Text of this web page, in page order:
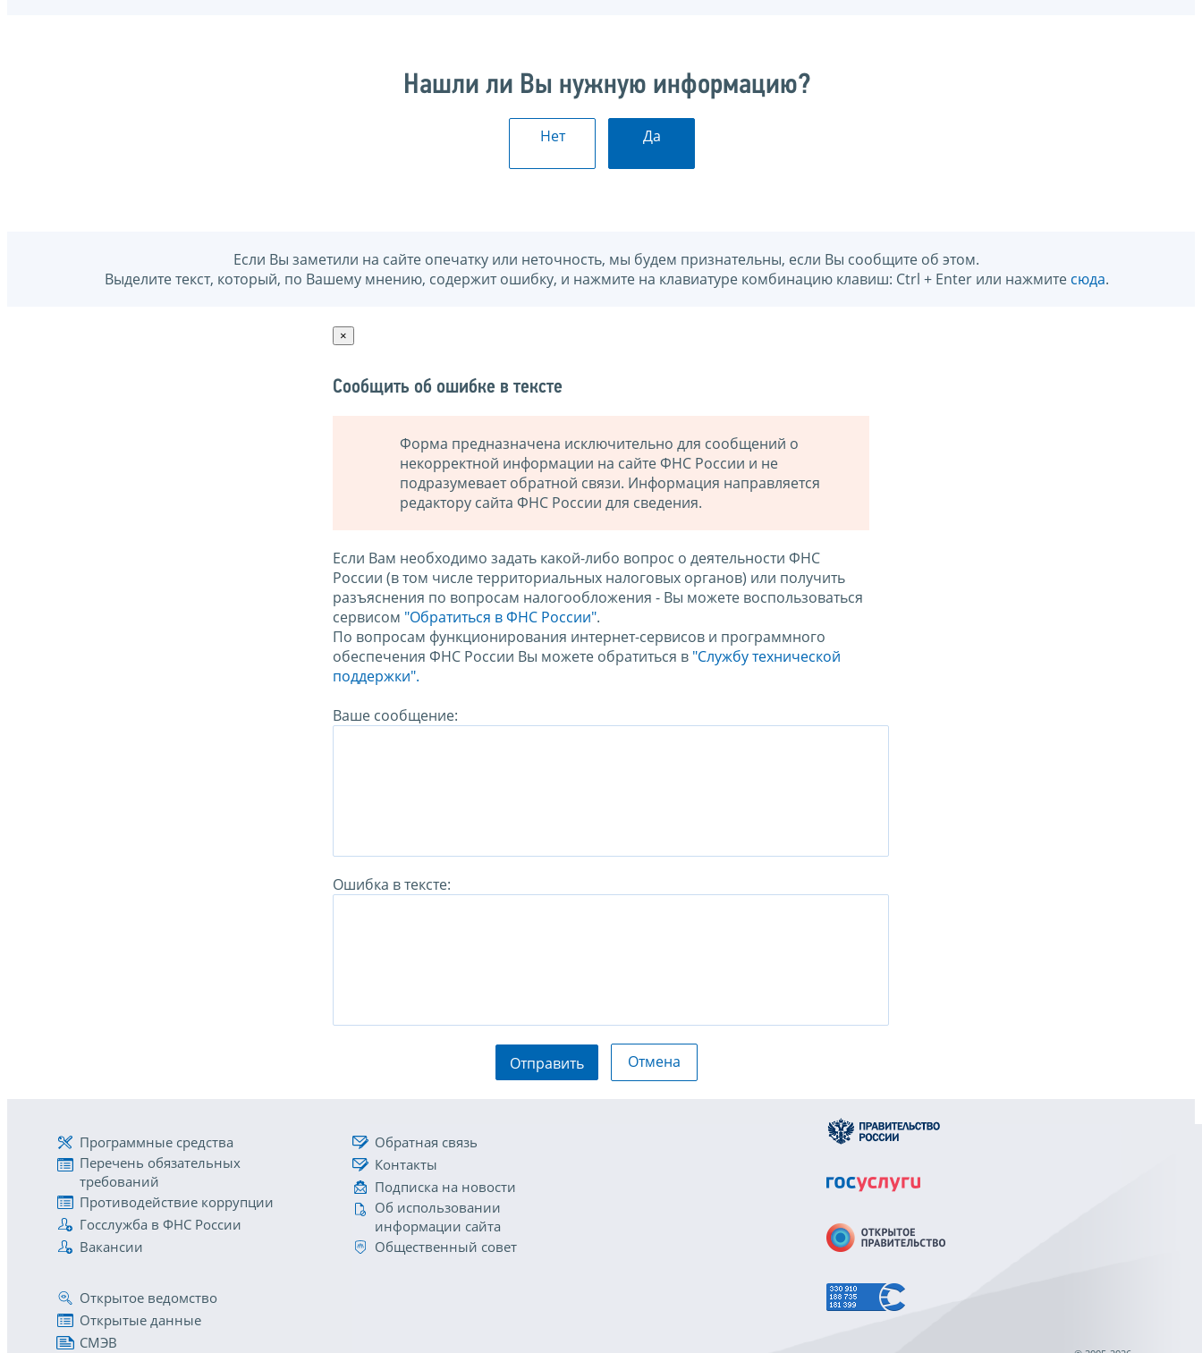
Нашли ли Вы нужную информацию?
Нет Да
Если Вы заметили на сайте опечатку или неточность, мы будем признательны, если Вы сообщите об этом.
Выделите текст, который, по Вашему мнению, содержит ошибку, и нажмите на клавиатуре комбинацию клавиш: Ctrl + Enter или нажмите сюда.
×
Сообщить об ошибке в тексте
Форма предназначена исключительно для сообщений о
некорректной информации на сайте ФНС России и не
подразумевает обратной связи. Информация направляется
редактору сайта ФНС России для сведения.
Если Вам необходимо задать какой-либо вопрос о деятельности ФНС
России (в том числе территориальных налоговых органов) или получить
разъяснения по вопросам налогообложения - Вы можете воспользоваться
сервисом "Обратиться в ФНС России".
По вопросам функционирования интернет-сервисов и программного
обеспечения ФНС России Вы можете обратиться в "Службу технической
поддержки".
Ваше сообщение:
Ошибка в тексте:
Отправить Отмена
Программные средства
Перечень обязательных
требований
Противодействие коррупции
Госслужба в ФНС России
Вакансии
Обратная связь
Контакты
Подписка на новости
Об использовании
информации сайта
Общественный совет
Открытое ведомство
Открытые данные
СМЭВ